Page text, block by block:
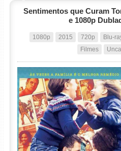
Sentimentos que Curam
e 1080p
1080p 2015 720p Blu-
Filmes